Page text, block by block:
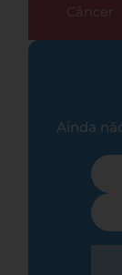
Câncer
Ainda